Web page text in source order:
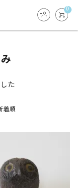
0
た
着順